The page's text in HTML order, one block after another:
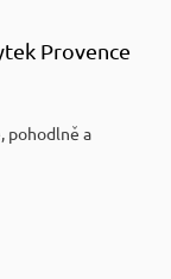
Provence
pohodlně a